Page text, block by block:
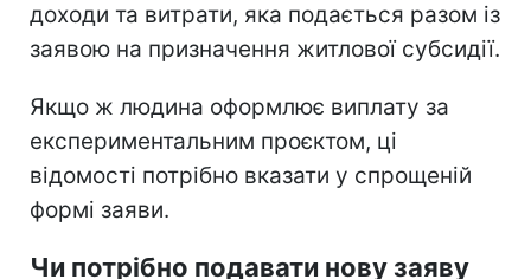
доходи та витрати, яка подається разом із
заявою на призначення житлової субсидії.
Якщо ж людина оформлює виплату за
експериментальним проєктом, ці
відомості потрібно вказати у спрощеній
формі заяви.
Чи потрібно подавати нову заяву